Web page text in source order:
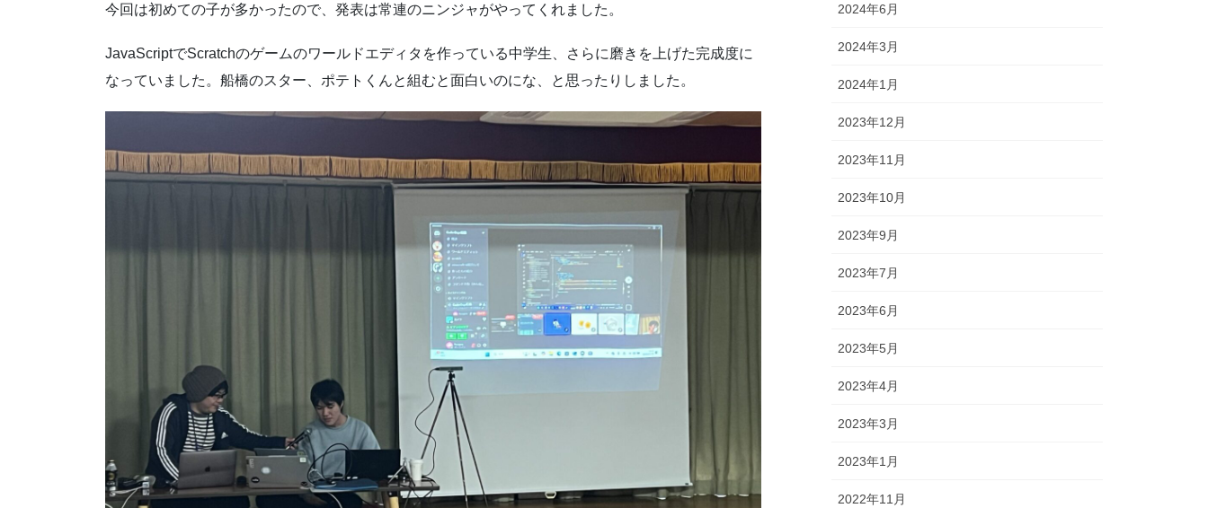
今回は初めての子が多かったので、発表は常連のニンジャがやってくれました。
JavaScriptでScratchのゲームのワールドエディタを作っている中学生、さらに磨きを上げた完成度に
なっていました。船橋のスター、ポテトくんと組むと面白いのにな、と思ったりしました。
2024年6月
2024年3月
2024年1月
2023年12月
2023年11月
2023年10月
2023年9月
2023年7月
2023年6月
2023年5月
2023年4月
2023年3月
2023年1月
2022年11月